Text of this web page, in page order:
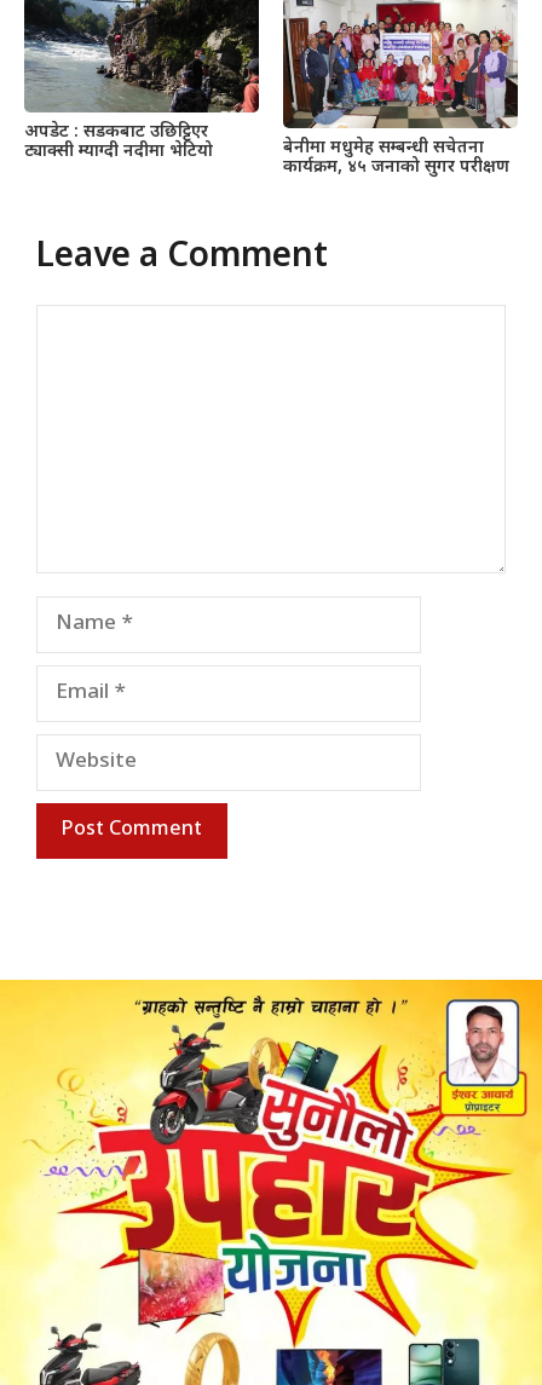
अपडेट : सडकबाट उछिट्टिएर
ट्याक्सी म्याग्दी नदीमा भेटियो
बेनीमा मधुमेह सम्बन्धी सचेतना
कार्यक्रम, ४५ जनाको सुगर परीक्षण
Leave a Comment
Name
Email
Website